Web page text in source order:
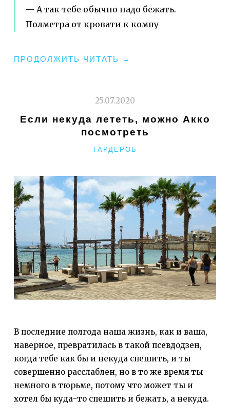
— А так тебе обычно надо бежать.
Полметра от кровати к компу
ПРОДОЛЖИТЬ ЧИТАТЬ
"МЫСЛИШКИ
→
25.07.2020
Если некуда лететь, можно Акко
посмотреть
РУБРИКИ
ГАРДЕРОБ
В последние полгода наша жизнь, как и ваша,
наверное, превратилась в такой псевдодзен,
когда тебе как бы и некуда спешить, и ты
совершенно расслаблен, но в то же время ты
немного в тюрьме, потому что может ты и
хотел бы куда-то спешить и бежать, а некуда.